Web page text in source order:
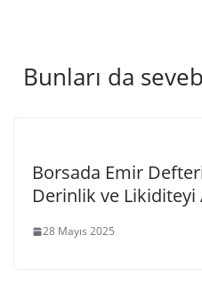
Bunları da
Borsada Emir
Derinlik ve Likiditeyi
28 Mayıs 2025